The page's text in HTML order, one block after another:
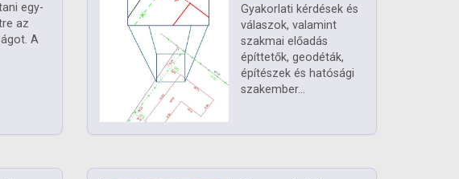
egy-
az
A
Gyakorlati kérdések és
válaszok, valamint
szakmai előadás
építtetők, geodéták,
építészek és hatósági
szakember...